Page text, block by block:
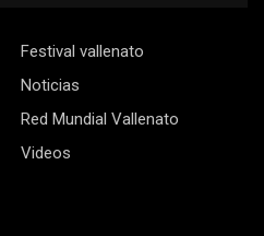
Festival vallenato
Noticias
Red Mundial Vallenato
Videos